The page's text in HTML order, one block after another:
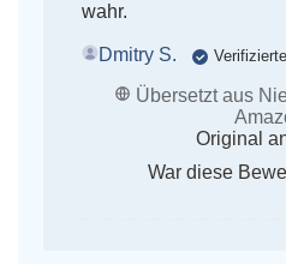
wahr.
Dmitry S.
Übersetzt aus
Original
War diese